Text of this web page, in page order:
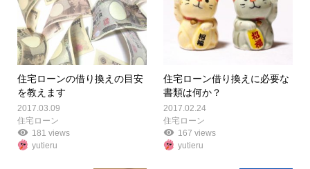
住宅ローンの借り換えの目安
を教えます
2017.03.09
住宅ローン
181 views
yutieru
住宅ローン借り換えに必要な
書類は何か？
2017.02.24
住宅ローン
167 views
yutieru